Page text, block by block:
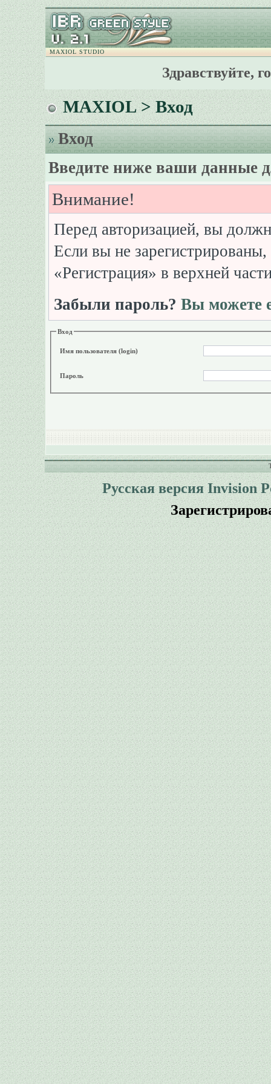
MAXIOL STUDIO
Здравствуйте,
MAXIOL> Вход
Вход
Введите ниже ваши данные
Внимание!
Перед авторизацией, вы
Если вы не
«Регистрация» в верхней
Забыли пароль? Вы можете
Вход
Имя пользователя (login)
Пароль
Русская версия Invision